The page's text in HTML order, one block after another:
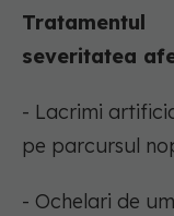
severitatea
- Lacrimi
pe parcursul
- Ochelari de